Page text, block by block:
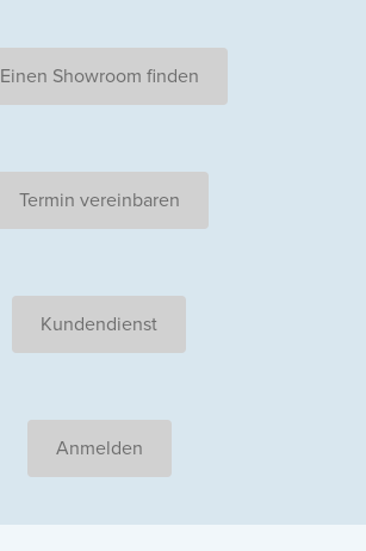
Einen Showroom finden
Termin vereinbaren
Kundendienst
Anmelden